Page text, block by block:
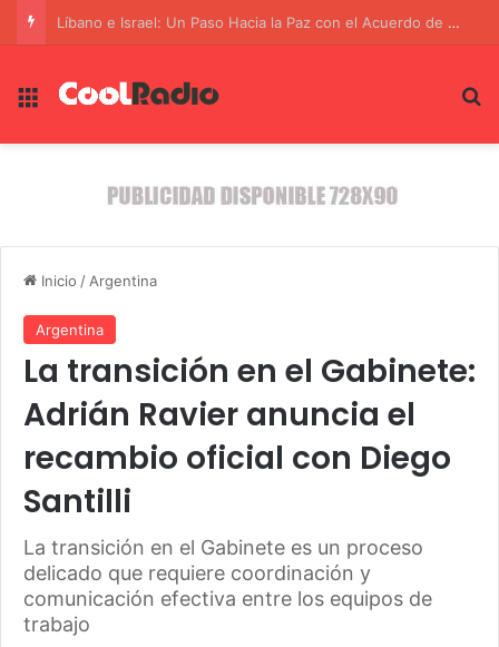
La Alianza Estratégica Contra el Terrorismo: SIDE y FBI Unen Fuerzas
Menú
Inicio / Argentina
Argentina
La transición en el Gabinete:
Adrián Ravier anuncia el
recambio oficial con Diego
Santilli
La transición en el Gabinete es un proceso
delicado que requiere coordinación y
comunicación efectiva entre los equipos de
trabajo